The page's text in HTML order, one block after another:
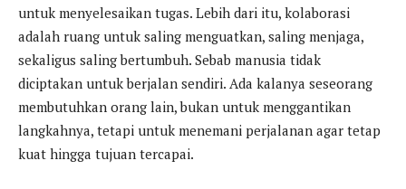
untuk menyelesaikan tugas. Lebih dari itu, kolaborasi
adalah ruang untuk saling menguatkan, saling menjaga,
sekaligus saling bertumbuh. Sebab manusia tidak
diciptakan untuk berjalan sendiri. Ada kalanya seseorang
membutuhkan orang lain, bukan untuk menggantikan
langkahnya, tetapi untuk menemani perjalanan agar tetap
kuat hingga tujuan tercapai.